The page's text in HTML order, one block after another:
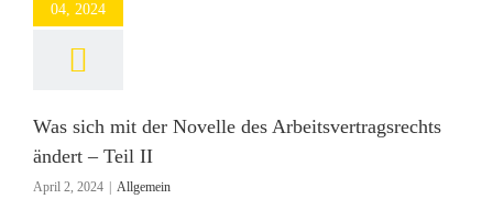
04, 2024
Was sich mit der Novelle des Arbeitsvertragsrechts
ändert – Teil II
April 2, 2024 Allgemein